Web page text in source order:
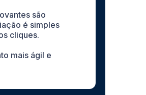
são
é simples
cliques.
mais ágil e